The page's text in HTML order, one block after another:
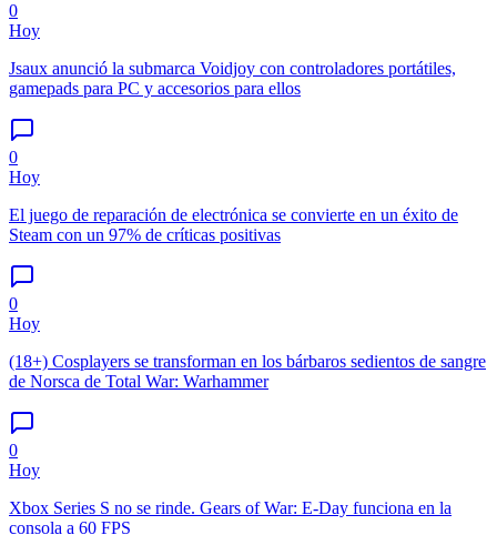
0
Hoy
Jsaux anunció la submarca Voidjoy con controladores portátiles,
gamepads para PC y accesorios para ellos
0
Hoy
El juego de reparación de electrónica se convierte en un éxito de
Steam con un 97% de críticas positivas
0
Hoy
(18+) Cosplayers se transforman en los bárbaros sedientos de sangre
de Norsca de Total War: Warhammer
0
Hoy
Xbox Series S no se rinde. Gears of War: E-Day funciona en la
consola a 60 FPS